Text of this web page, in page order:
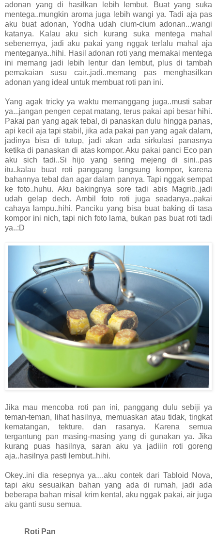
adonan yang di hasilkan lebih lembut. Buat yang suka
mentega..mungkin aroma juga lebih wangi ya. Tadi aja pas
aku buat adonan, Yodha udah cium-cium adonan...wangi
katanya. Kalau aku sich kurang suka mentega mahal
sebenernya, jadi aku pakai yang nggak terlalu mahal aja
menteganya..hihi. Hasil adonan roti yang memakai mentega
ini memang jadi lebih lentur dan lembut, plus di tambah
pemakaian susu cair..jadi..memang pas menghasilkan
adonan yang ideal untuk membuat roti pan ini.
Yang agak tricky ya waktu memanggang juga..musti sabar
ya...jangan pengen cepat matang, terus pakai api besar hihi.
Pakai pan yang agak tebal, di panaskan dulu hingga panas,
api kecil aja tapi stabil, jika ada pakai pan yang agak dalam,
jadinya bisa di tutup, jadi akan ada sirkulasi panasnya
ketika di panaskan di atas kompor. Aku pakai panci Eco pan
aku sich tadi..Si hijo yang sering mejeng di sini..pas
itu..kalau buat roti panggang langsung kompor, karena
bahannya tebal dan agar dalam pannya. Tapi nggak sempat
ke foto..huhu. Aku bakingnya sore tadi abis Magrib..jadi
udah gelap dech. Ambil foto roti juga seadanya..pakai
cahaya lampu..hihi. Panciku yang bisa buat baking di tasa
kompor ini nich, tapi nich foto lama, bukan pas buat roti tadi
ya..:D
Jika mau mencoba roti pan ini, panggang dulu sebiji ya
teman-teman, lihat hasilnya, memuaskan atau tidak, tingkat
kematangan, tekture, dan rasanya. Karena semua
tergantung pan masing-masing yang di gunakan ya. Jika
kurang puas hasilnya, saran aku ya jadiiin roti goreng
aja..hasilnya pasti lembut..hihi.
Okey..ini dia resepnya ya....aku contek dari Tabloid Nova,
tapi aku sesuaikan bahan yang ada di rumah, jadi ada
beberapa bahan misal krim kental, aku nggak pakai, air juga
aku ganti susu semua.
Roti Pan